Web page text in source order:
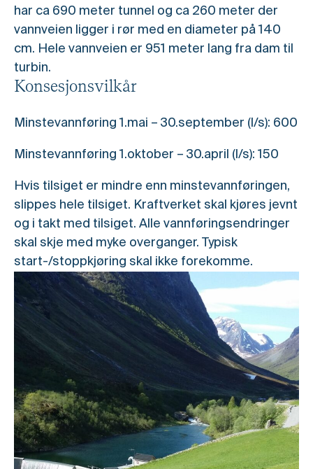
har ca 690 meter tunnel og ca 260 meter der
vannveien ligger i rør med en diameter på 140
cm. Hele vannveien er 951 meter lang fra dam til
turbin.
Konsesjonsvilkår
Minstevannføring 1.mai – 30.september (l/s): 600
Minstevannføring 1.oktober – 30.april (l/s): 150
Hvis tilsiget er mindre enn minstevannføringen,
slippes hele tilsiget. Kraftverket skal kjøres jevnt
og i takt med tilsiget. Alle vannføringsendringer
skal skje med myke overganger. Typisk
start-/stoppkjøring skal ikke forekomme.